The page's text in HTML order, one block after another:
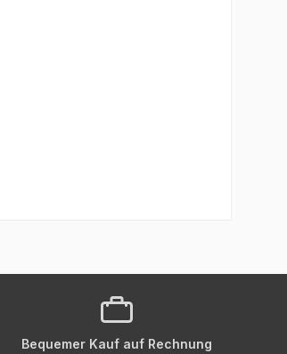
Bequemer Kauf auf Rechnung